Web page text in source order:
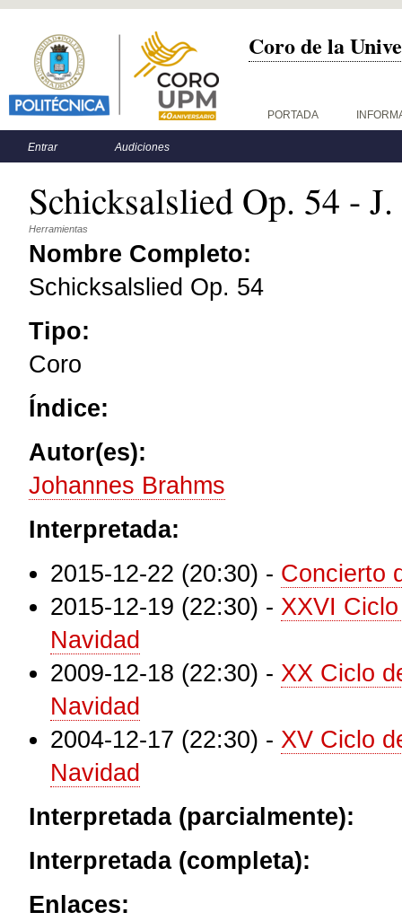
Coro de la
Menú principal PORTADA
Menú secundario
Entrar Audiciones
Schicksalslied Op. 54 -
Herramientas
Nombre Completo:
Schicksalslied Op. 54
Tipo:
Coro
Índice:
Autor(es):
Johannes Brahms
Interpretada:
2015-12-22 (20:30) - Concierto
2015-12-19 (22:30) - XXVI
Navidad
2009-12-18 (22:30) - XX Ciclo
Navidad
2004-12-17 (22:30) - XV Ciclo
Navidad
Interpretada (parcialmente):
Interpretada (completa):
Enlaces: